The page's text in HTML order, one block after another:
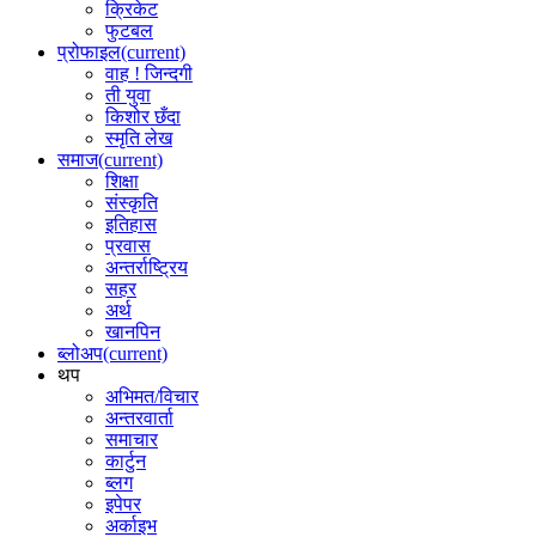
क्रिकेट
फुटबल
प्रोफाइल(current)
वाह ! जिन्दगी
ती युवा
किशोर छँदा
स्मृति लेख
समाज(current)
शिक्षा
संस्कृति
इतिहास
प्रवास
अन्तर्राष्ट्रिय
सहर
अर्थ
खानपिन
ब्लोअप(current)
थप
अभिमत/विचार
अन्तरवार्ता
समाचार
कार्टुन
ब्लग
इपेपर
अर्काइभ